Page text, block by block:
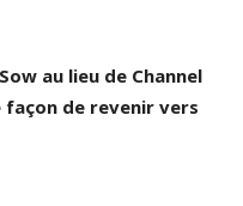
au lieu de Channel
de revenir vers